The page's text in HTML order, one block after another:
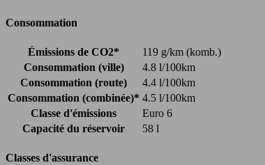
Consommation
Émissions de CO2*
119 g/km (komb.)
Consommation (ville)
4.8 l/100km
Consommation (route)
4.4 l/100km
Consommation (combinée)* 4.5 l/100km
Classe d'émissions
Euro 6
Capacité du réservoir
58 l
Classes d'assurance